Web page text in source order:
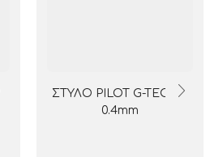
ΣΤΥΛΟ PILOT G-TEC-C4
0.4mm